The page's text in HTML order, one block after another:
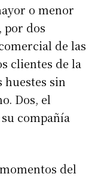
o menor
por dos
de las
clientes de la
huestes sin
Dos, el
compañía
del